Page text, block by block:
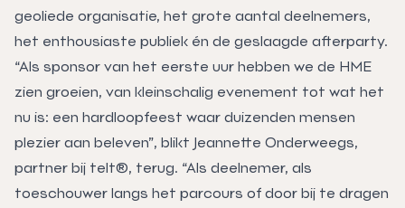
geoliede organisatie, het grote aantal deelnemers,
het enthousiaste publiek én de geslaagde afterparty.
“Als sponsor van het eerste uur hebben we de HME
zien groeien, van kleinschalig evenement tot wat het
nu is: een hardloopfeest waar duizenden mensen
plezier aan beleven”, blikt Jeannette Onderweegs,
partner bij telt®, terug. “Als deelnemer, als
toeschouwer langs het parcours of door bij te dragen